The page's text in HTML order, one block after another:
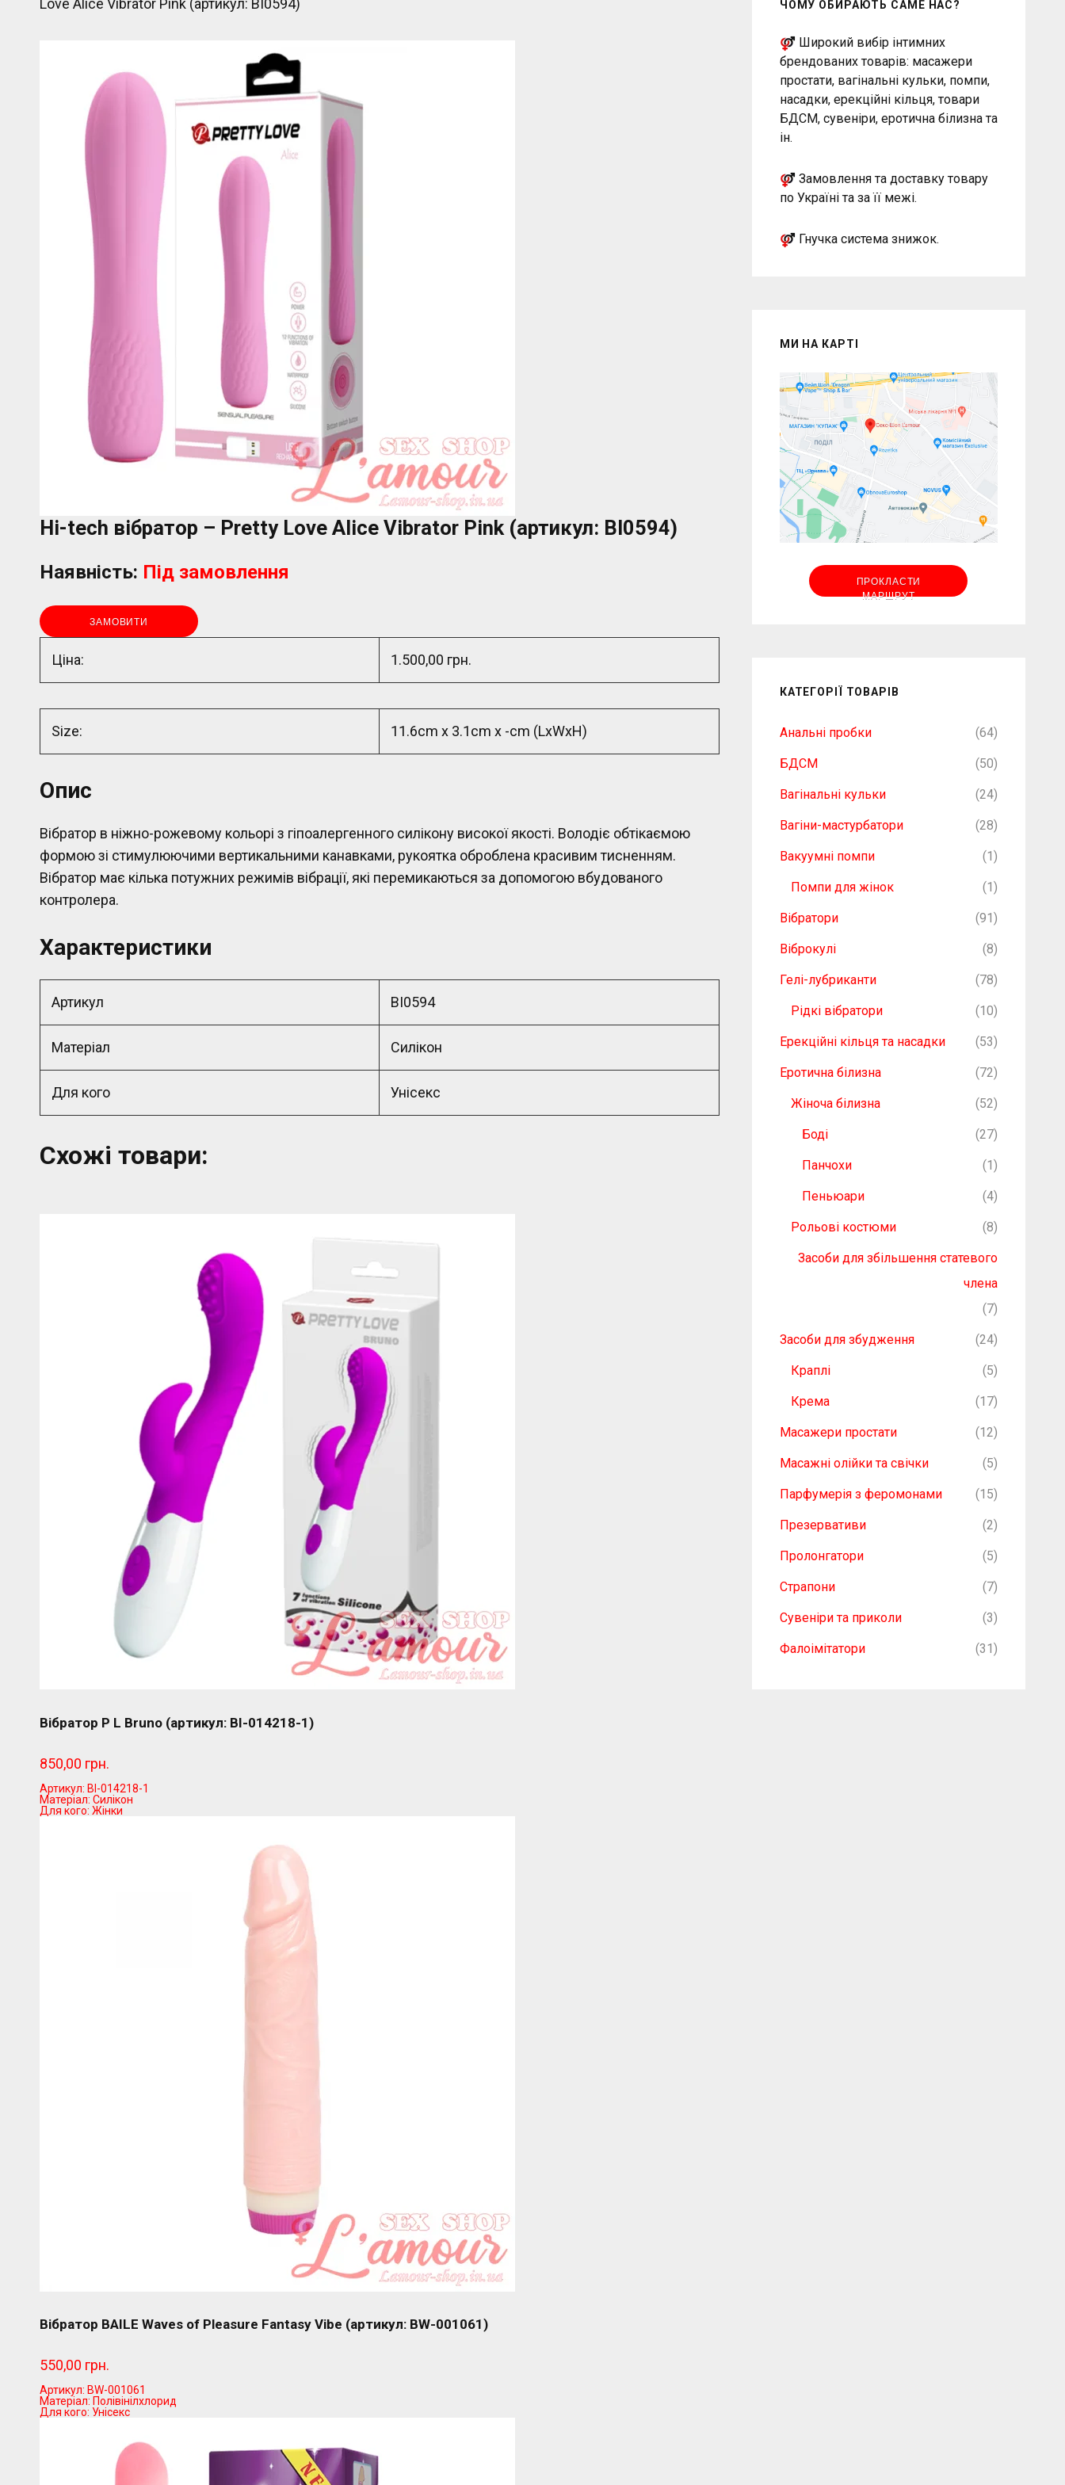
Love Alice Vibrator Pink (артикул: BI0594)
Hi-tech вібратор – Pretty Love Alice Vibrator Pink (артикул: BI0594)
Наявність: Під замовлення
ЗАМОВИТИ
Ціна: 1.500,00 грн.
Size: 11.6cm x 3.1cm x -cm (LxWxH)
Опис
Вібратор в ніжно-рожевому кольорі з гіпоалергенного силікону високої якості. Володіє обтікаємою
формою зі стимулюючими вертикальними канавками, рукоятка оброблена красивим тисненням.
Вібратор має кілька потужних режимів вібрації, які перемикаються за допомогою вбудованого
контролера.
Характеристики
Артикул BI0594
Матеріал Силікон
Для кого Унісекс
Схожі товари:
Вібратор P L Bruno (артикул: BI-014218-1)
850,00 грн.
Артикул: BI-014218-1
Матеріал: Силікон
Для кого: Жінки
Вібратор BAILE Waves of Pleasure Fantasy Vibe (артикул: BW-001061)
550,00 грн.
Артикул: BW-001061
Матеріал: Полівінілхлорид
Для кого: Унісекс
ЧОМУ ОБИРАЮТЬ САМЕ НАС?
Широкий вибір інтимних
брендованих товарів: масажери
простати, вагінальні кульки, помпи,
насадки, ерекційні кільця, товари
БДСМ, сувеніри, еротична білизна та
ін.
Замовлення та доставку товару
по Україні та за її межі.
Гнучка система знижок.
МИ НА КАРТІ
ПРОКЛАСТИ
МАРШРУТ
КАТЕГОРІЇ ТОВАРІВ
Анальні пробки (64)
БДСМ (50)
Вагінальні кульки (24)
Вагіни-мастурбатори (28)
Вакуумні помпи (1)
Помпи для жінок (1)
Вібратори (91)
Віброкулі (8)
Гелі-лубриканти (78)
Рідкі вібратори (10)
Ерекційні кільця та насадки (53)
Еротична білизна (72)
Жіноча білизна (52)
Боді (27)
Панчохи (1)
Пеньюари (4)
Рольові костюми (8)
Засоби для збільшення статевого
члена
(7)
Засоби для збудження (24)
Краплі (5)
Крема (17)
Масажери простати (12)
Масажні олійки та свічки (5)
Парфумерія з феромонами (15)
Презервативи (2)
Пролонгатори (5)
Страпони (7)
Сувеніри та приколи (3)
Фалоімітатори (31)